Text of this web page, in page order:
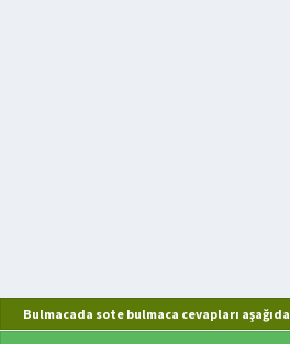
Bulmacada sote bulmaca cevapları aşağıda